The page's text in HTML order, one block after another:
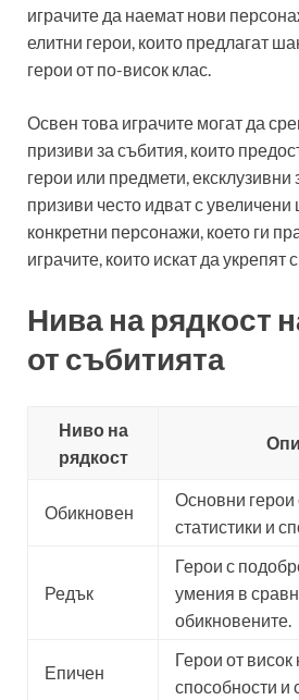
играчите да наемат нови
елитни герои, които предлагат
герои от по-висок клас.
Освен това играчите могат да
призиви за събития, които
герои или предмети, ексклузивни
призиви често идват с
конкретни персонажи, което ги
играчите, които искат да укрепят
Нива на рядкост
от събитията
Ниво на
рядкост
Обикновен
Основни герои
статистики и
Редък
Герои с
умения в
обикновените.
Епичен
Герои от
способности и